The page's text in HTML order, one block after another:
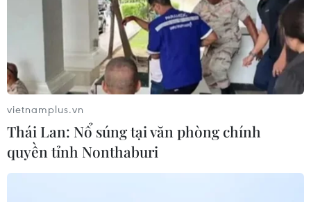
vietnamplus.vn
Thái Lan: Nổ súng tại văn phòng chính
quyền tỉnh Nonthaburi